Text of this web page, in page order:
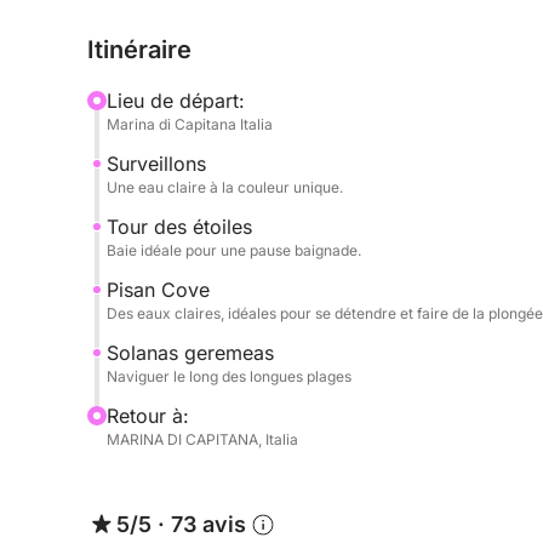
la baignade, la plongée avec tuba ou tout
À bord, vous pourrez vous prélasser au soleil,
en toute tranquillité. Le rythme est flexible et
détente et à la découverte.
Parfait pour les couples, les familles ou les
qui recherchent l'authenticité, la nature et la liberté.
Réservez dès maintenant sur Click&Boat et
Itinéraire
Lieu de départ:
Marina di Capitana Italia
Surveillons
Une eau claire à la couleur unique.
Tour des étoiles
Baie idéale pour une pause baignade.
Pisan Cove
Des eaux claires, idéales pour se détendre et faire de la
Solanas geremeas
Naviguer le long des longues plages
Retour à:
MARINA DI CAPITANA, Italia
5/5 · 73 avis